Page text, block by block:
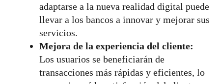
adaptarse a la nueva realidad digital puede
llevar a los bancos a innovar y mejorar sus
servicios.
Mejora de la experiencia del cliente:
Los usuarios se beneficiarán de
transacciones más rápidas y eficientes, lo